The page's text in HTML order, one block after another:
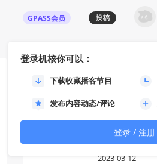
GPASS会员
登录机核你可以：
下载收藏播客节目
发布内容动态/评论
登录 / 注册
Sou1gh0st
2023-03-12